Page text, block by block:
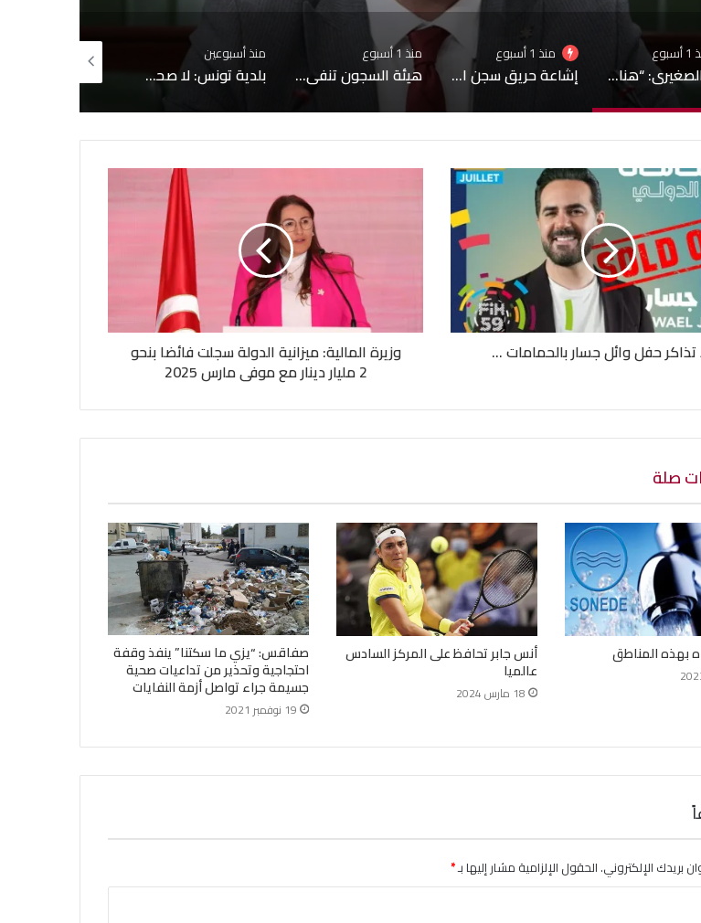
إشاعة حريق سجن المسعدين: ‬إيقاف 6 أشخاص بينهم 4 نساء
منذ 1 أسبوع
هيئة السجون تنفي تدهور الحالة الصحية لبعض المساجين
منذ أسبوعين
بلدية تونس: لا صحة لبيع قبور بمقبرة الجلاز والابحاث جارية حول التجاوزات وشبهات التدليس
منذ أسبوعين
سيدي بوسعيد على قائمة التراث العالمي لليونسكو
منذ أسبوعين
تذاكر حفل وائل جسار بالحمامات ... وزيرة المالية: ميزانية الدولة سجلت فائضا بنحو
2 مليار دينار مع موفى مارس 2025
صلة
بهذه المناطق أنس جابر تحافظ على المركز السادس
عالميا
18 مارس 2024
صفاقس: “يزي ما سكتنا” ينفذ وقفة
احتجاجية وتحذير من تداعيات صحية
جسيمة جراء تواصل أزمة النفايات
19 نوفمبر 2021
بريدك الإلكتروني.الحقول الإلزامية مشار إليها بـ*